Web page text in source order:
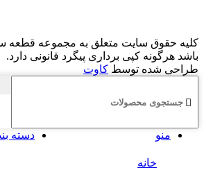
کلیه حقوق سایت متعلق به مجموعه قطعه
باشد هرگونه کپی برداری پیگرد قانونی دارد.
طراحی شده توسط کاوت
منو دسته
خانه